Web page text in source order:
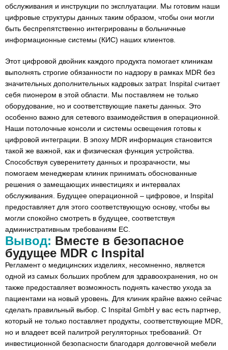
обслуживания и инструкции по эксплуатации. Мы готовим наши
цифровые структуры данных таким образом, чтобы они могли
быть беспрепятственно интегрированы в больничные
информационные системы (КИС) наших клиентов.
Этот цифровой двойник каждого продукта помогает клиникам
выполнять строгие обязанности по надзору в рамках MDR без
значительных дополнительных кадровых затрат. Inspital считает
себя пионером в этой области. Мы поставляем не только
оборудование, но и соответствующие пакеты данных. Это
особенно важно для сетевого взаимодействия в операционной.
Наши потолочные консоли и системы освещения готовы к
цифровой интеграции. В эпоху MDR информация становится
такой же важной, как и физическая функция устройства.
Способствуя суверенитету данных и прозрачности, мы
помогаем менеджерам клиник принимать обоснованные
решения о замещающих инвестициях и интервалах
обслуживания. Будущее операционной – цифровое, и Inspital
предоставляет для этого соответствующую основу, чтобы вы
могли спокойно смотреть в будущее, соответствуя
административным требованиям ЕС.
Вывод: Вместе в безопасное
будущее MDR с Inspital
Регламент о медицинских изделиях, несомненно, является
одной из самых больших проблем для здравоохранения, но он
также предоставляет возможность поднять качество ухода за
пациентами на новый уровень. Для клиник крайне важно сейчас
сделать правильный выбор. С Inspital GmbH у вас есть партнер,
который не только поставляет продукты, соответствующие MDR,
но и владеет всей палитрой регуляторных требований. От
инвестиционной безопасности благодаря долговечной мебели